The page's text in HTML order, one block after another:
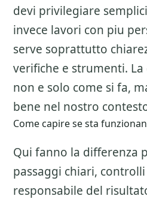
devi privilegiare
invece lavori con piu
serve soprattutto
verifiche e strumenti.
non e solo come si fa,
bene nel nostro
Come capire se sta
Qui fanno la differenza
passaggi chiari,
responsabile del